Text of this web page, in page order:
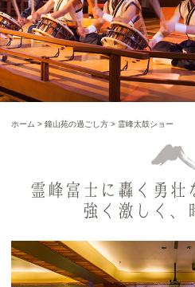
ホーム >鐘山苑の過ごし方 > 霊峰太鼓ショー
霊峰富士に轟く勇壮
強く激しく、